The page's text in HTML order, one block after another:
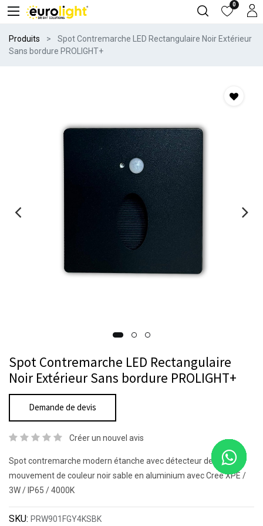
0
Produits
Spot Contremarche LED Rectangulaire Noir Extérieur
Sans bordure PROLIGHT+
Spot Contremarche LED Rectangulaire
Noir Extérieur Sans bordure PROLIGHT+
Demande de devis
Créer un nouvel avis
Spot contremarche modern étanche avec détecteur de
mouvement de couleur noir sable en aluminium avec Cree XPE /
3W / IP65 / 4000K
SKU: PRW901FGY4KSBK